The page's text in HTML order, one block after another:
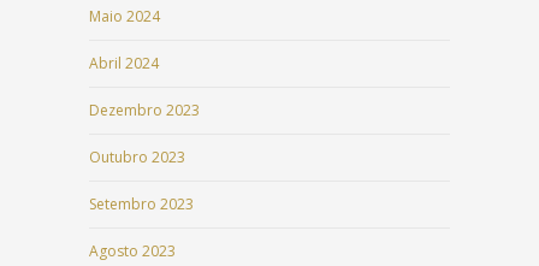
Maio 2024
Abril 2024
Dezembro 2023
Outubro 2023
Setembro 2023
Agosto 2023